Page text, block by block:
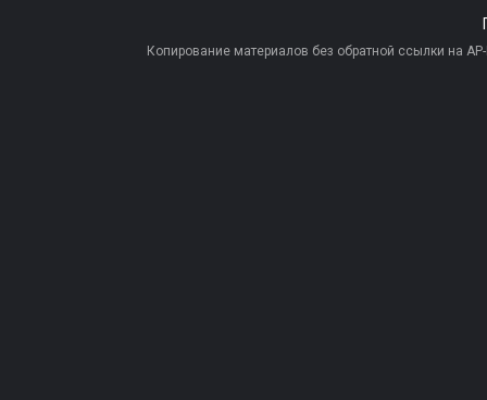
Копирование материалов без обратной ссылки на